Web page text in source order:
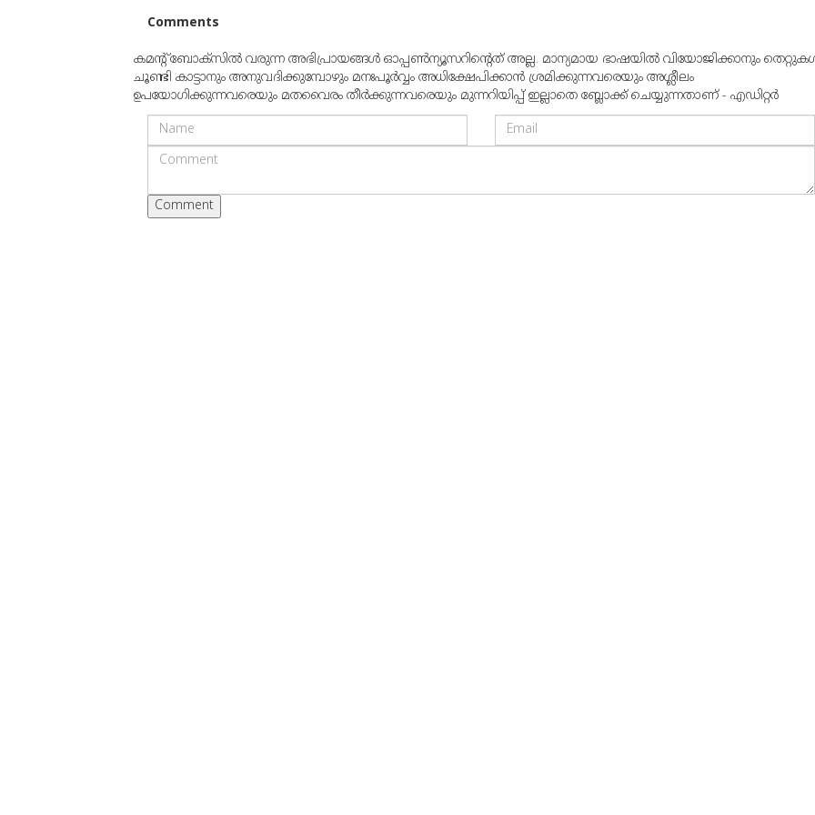
Comments
കമന്റ് ബോക്‌സില്‍ വരുന്ന അഭിപ്രായങ്ങള്‍ ഓപ്പൺന്യൂസറിന്റെത് അല്ല. മാന്യമായ ഭാഷയില്‍ വിയോജിക്കാനും
ചൂണ്ടി കാട്ടാനും അനുവദിക്കുമ്പോഴും മനഃപൂര്‍വ്വം അധിക്ഷേപിക്കാന്‍ ശ്രമിക്കുന്നവരെയും അശ്ലീലം
ഉപയോഗിക്കുന്നവരെയും മതവൈരം തീര്‍ക്കുന്നവരെയും മുന്നറിയിപ്പ് ഇല്ലാതെ ബ്ലോക്ക് ചെയ്യുന്നതാണ് - എഡിറ്റര്‍